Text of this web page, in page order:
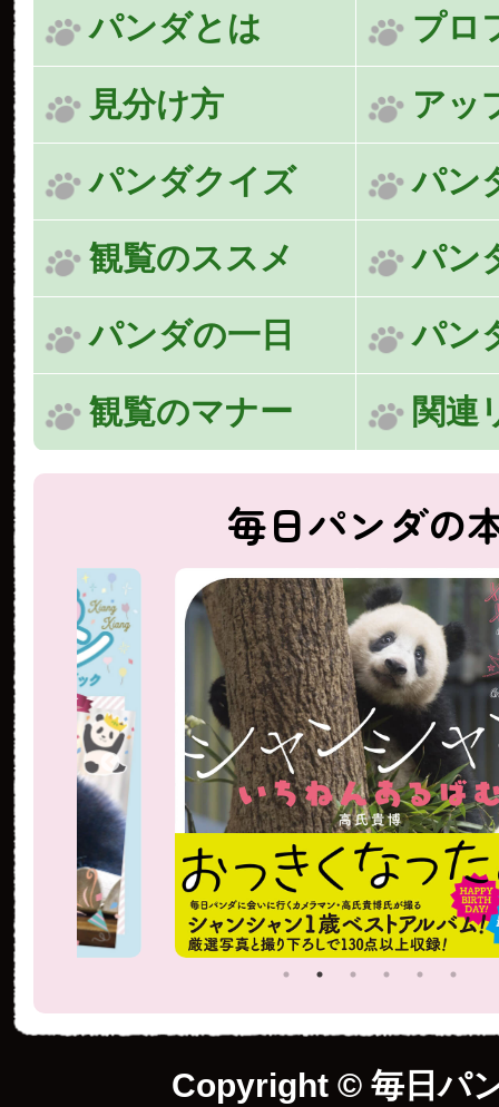
パンダとは プロ
見分け方 アッ
パンダクイズ パン
観覧のススメ パン
パンダの一日 パン
観覧のマナー 関連
毎日パンダの
Copyright © 毎日パ